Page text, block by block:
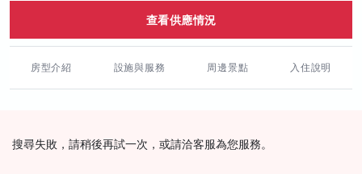
查看供應情況
房型介紹 設施與服務 周邊景點 入住說明
搜尋失敗，請稍後再試一次，或請洽客服為您服務。